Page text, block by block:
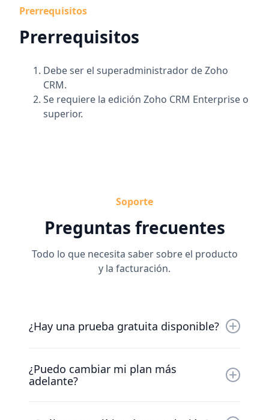
Prerrequisitos
Prerrequisitos
Debe ser el superadministrador de Zoho
CRM.
Se requiere la edición Zoho CRM Enterprise o
superior.
Soporte
Preguntas frecuentes
Todo lo que necesita saber sobre el producto
y la facturación.
¿Hay una prueba gratuita disponible?
Nuestro amable equipo trabajará contigo
para ponerte en marcha lo antes posible.
¿Puedo cambiar mi plan más
adelante?